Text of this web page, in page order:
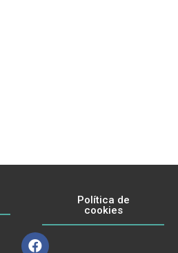
Política de
cookies